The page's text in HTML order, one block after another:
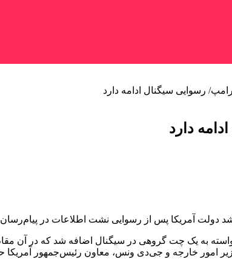
آمریکا پس از رسوایی نشت اطلاعات در پیام‌رسان
به یک چت گروهی در سیگنال اضافه شد که در آن
امور خارجه و جی‌دی ونس، معاون رئیس‌جمهور آمریکا